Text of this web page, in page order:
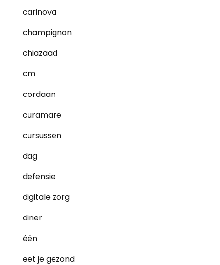
carinova
champignon
chiazaad
cm
cordaan
curamare
cursussen
dag
defensie
digitale zorg
diner
één
eet je gezond